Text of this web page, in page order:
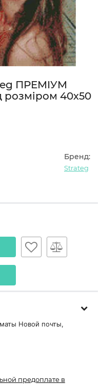
ПРЕМІУМ
40х50
Бренд:
Strateg
Новой почты,
предоплате в